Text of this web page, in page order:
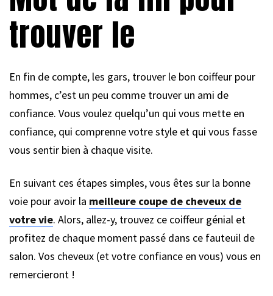
trouver le
En fin de compte, les gars, trouver le bon coiffeur pour
hommes, c’est un peu comme trouver un ami de
confiance. Vous voulez quelqu’un qui vous mette en
confiance, qui comprenne votre style et qui vous fasse
vous sentir bien à chaque visite.
En suivant ces étapes simples, vous êtes sur la bonne
voie pour avoir la meilleure coupe de cheveux de
votre vie. Alors, allez-y, trouvez ce coiffeur génial et
profitez de chaque moment passé dans ce fauteuil de
salon. Vos cheveux (et votre confiance en vous) vous en
remercieront !